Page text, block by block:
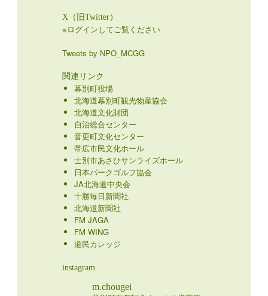
X（旧Twitter）
※ログインしてご覧ください
Tweets by NPO_MCGG
関連リンク
幕別町役場
北海道幕別町観光物産協会
北海道文化財団
自治総合センター
音更町文化センター
帯広市民文化ホール
士別市あさひサンライズホール
日本パークゴルフ協会
JA北海道中央会
十勝毎日新聞社
北海道新聞社
FM JAGA
FM WING
道民カレッジ
instagram
m.chougei